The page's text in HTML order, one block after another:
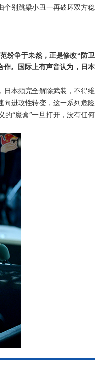
个别跳梁小丑一再破坏双方稳
纷争于未然，正是修改“防卫
作。国际上有声音认为，日本
日本须完全解除武装，不得维
向进攻性转变，这一系列危险
的“魔盒”一旦打开，没有任何